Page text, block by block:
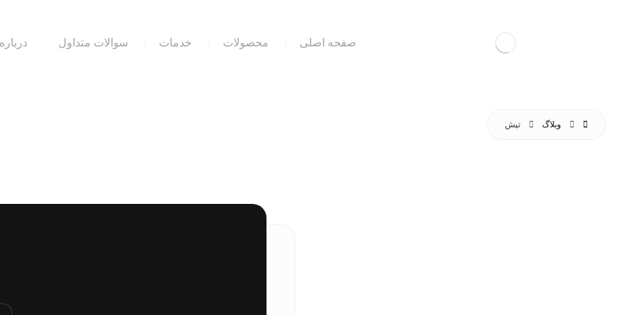
صفحه اصلی محصولات خدمات سوالات متداول
وبلاگ تپش